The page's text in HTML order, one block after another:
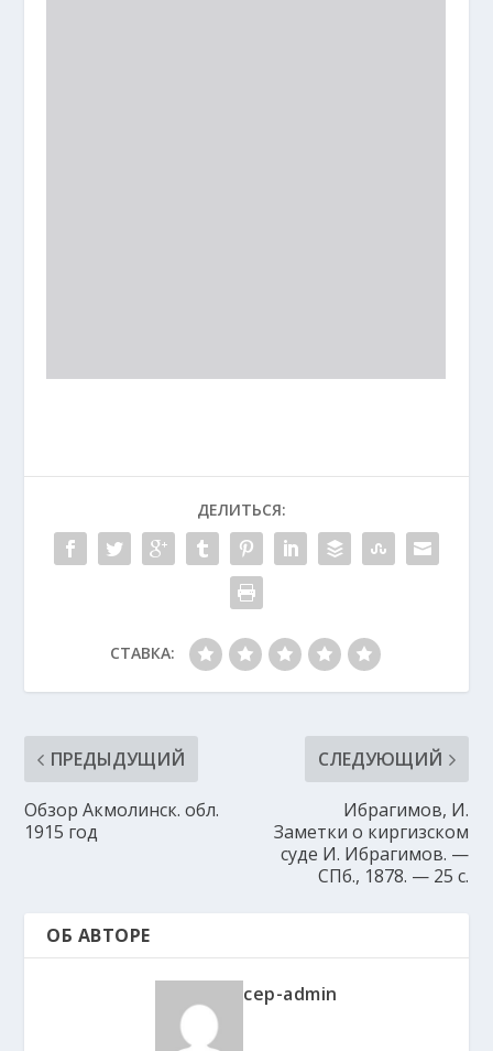
ДЕЛИТЬСЯ:
СТАВКА:
ПРЕДЫДУЩИЙ
Обзор Акмолинск. обл.
1915 год
СЛЕДУЮЩИЙ
Ибрагимов, И.
Заметки о киргизском
суде И. Ибрагимов. —
СПб., 1878. — 25 c.
ОБ АВТОРЕ
cep-admin